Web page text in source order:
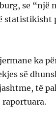
se “një
statistikisht
ka
së
të
raportuara.